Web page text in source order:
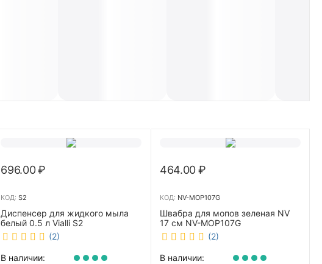
696.00₽
КОД: S2
Диспенсер для жидкого мыла
белый 0.5 л Vialli S2
(2)
В наличии:
464.00₽
КОД: NV-MOP107G
Швабра для мопов зеленая NV
17 см NV-MOP107G
(2)
В наличии: